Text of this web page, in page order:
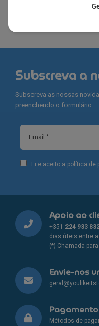
Subscreva a
Subscreva as nossas
preenchendo o formulário.
Li e aceito a política de
Apoio ao
+351 224 933
dias úteis entre
(*) Chamada
Envie-nos
Métodos de